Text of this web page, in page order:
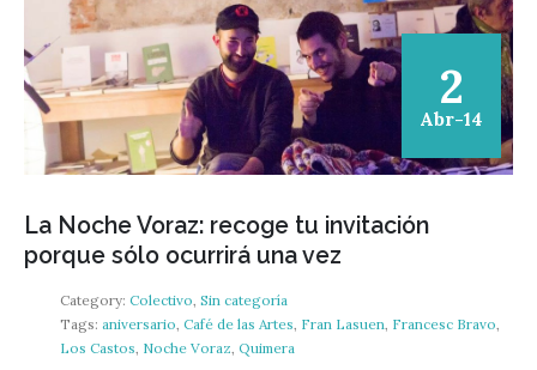
2
Abr-14
La Noche Voraz: recoge tu invitación
porque sólo ocurrirá una vez
Category: Colectivo Sin categoría
Tags: aniversario Café de las Artes Fran Lasuen Francesc Bravo
Los Castos Noche Voraz Quimera